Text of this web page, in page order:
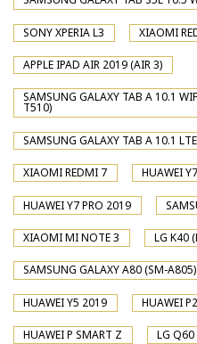
SONY XPERIA L3 XIAOMI
APPLE IPAD AIR 2019 (AIR 3)
SAMSUNG GALAXY TAB A 10.1
T510)
SAMSUNG GALAXY TAB A 10.1
XIAOMI REDMI 7 HUAWEI
HUAWEI Y7 PRO 2019
XIAOMI MI NOTE 3 LG K40
SAMSUNG GALAXY A80 (SM-A805)
HUAWEI Y5 2019 HUAWEI
HUAWEI P SMART Z LG Q60